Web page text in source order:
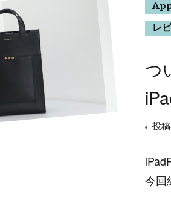
レ
つ
投
今回